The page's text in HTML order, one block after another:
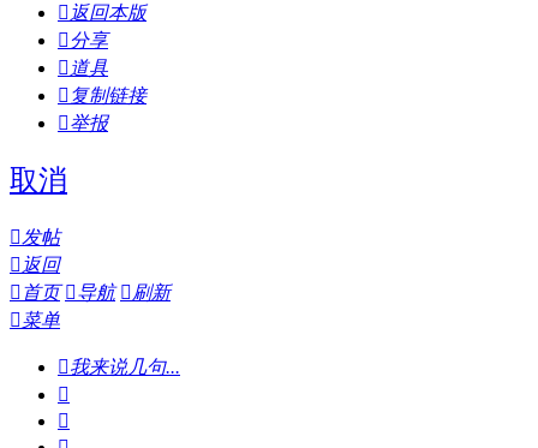
 返回本版
分享
 道具
 复制链接
举报
取消
发帖
 返回
 首页 导航 刷新
菜单
我来说几句...

